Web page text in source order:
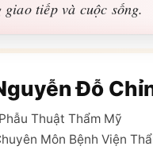
tiếp và cuộc sống.
Đỗ
Thuật Thẩm Mỹ
Môn Bệnh Viện